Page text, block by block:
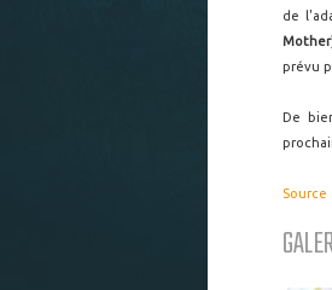
de
Mother
prévu
De
Source